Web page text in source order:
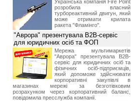
Українська компанія Fire Point
розробила власний
турбореактивний двигун, який
може отримати крилата
ракета "Фламінго".
"Аврора" презентувала B2B-сервіс
для юридичних осіб та ФОП
Мережа мультимаркетів
"Аврора" презентувала B2B-
сервіс для юридичних осіб та
фізичних осіб-підприємців,
який допоможе здійснювати
корпоративні закупівлі в
магазинах мережі за безготівковим
розрахунком через корпоративний баланс,
повідомила пресслужба компанії.